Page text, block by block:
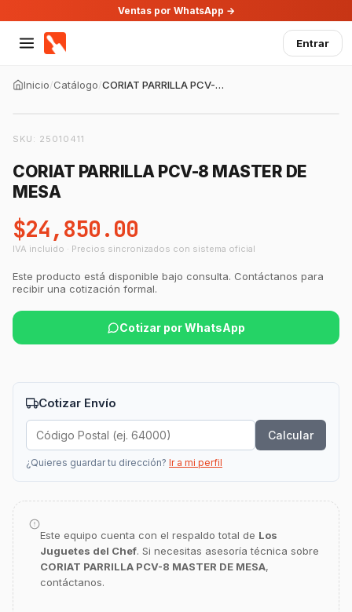
Ventas por WhatsApp →
Entrar
Inicio/Catálogo/ CORIAT PARRILLA PCV-8 MASTER DE MESA
SKU: 25010411
CORIAT PARRILLA PCV-8 MASTER DE
MESA
$24,850.00
IVA incluido · Precios sincronizados con sistema oficial
Este producto está disponible bajo consulta. Contáctanos para
recibir una cotización formal.
Cotizar por WhatsApp
Cotizar Envío
Calcular
¿Quieres guardar tu dirección? Ir a mi perfil
Este equipo cuenta con el respaldo total de Los
Juguetes del Chef. Si necesitas asesoría técnica sobre
CORIAT PARRILLA PCV-8 MASTER DE MESA,
contáctanos.
Asesor Chef Online
¡Hola Chef! 🍳 Soy GastroBot, tu asesor
de cocina profesional de GastroArt.